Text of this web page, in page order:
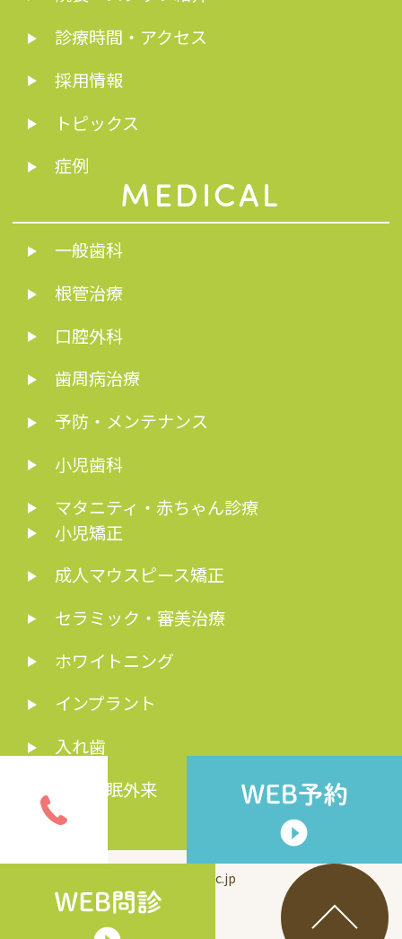
診療時間・アクセス
採用情報
トピックス
症例
MEDICAL
一般歯科
根管治療
口腔外科
歯周病治療
予防・メンテナンス
小児歯科
マタニティ・赤ちゃん診療
小児矯正
成人マウスピース矯正
セラミック・審美治療
ホワイトニング
インプラント
入れ歯
歯科睡眠外来
© inui-dc.jp